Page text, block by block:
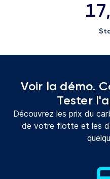
Voir la démo.
Tester
Découvrez les prix du
de votre flotte et les